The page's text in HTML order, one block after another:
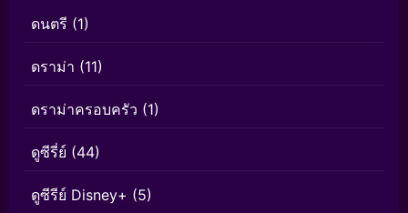
ดนตรี (1)
ดราม่า (11)
ดราม่าครอบครัว (1)
ดูซีรี่ย์ (44)
ดูซีรีย์ Disney+ (5)